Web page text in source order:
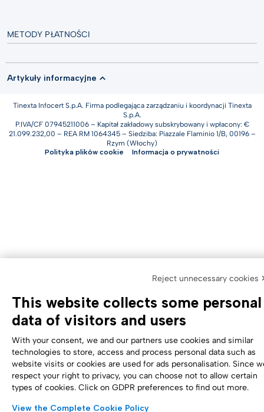
METODY PŁATNOŚCI
Artykuły informacyjne
Tinexta Infocert S.p.A. Firma podlegająca zarządzaniu i koordynacji Tinexta
S.p.A.
P.IVA/CF 07945211006 – Kapitał zakładowy subskrybowany i wpłacony: €
21.099.232,00 – REA RM 1064345 – Siedziba: Piazzale Flaminio 1/B, 00196 –
Rzym (Włochy)
Polityka plików cookie
Informacja o prywatności
Reject unnecessary cookies
This website collects some personal
data of visitors and users
With your consent, we and our partners use cookies and similar
technologies to store, access and process personal data such as
website visits or cookies are used for ads personalisation. Since
respect your right to privacy, you can choose not to allow certain
types of cookies. Click on GDPR preferences to find out more.
View the Complete Cookie Policy